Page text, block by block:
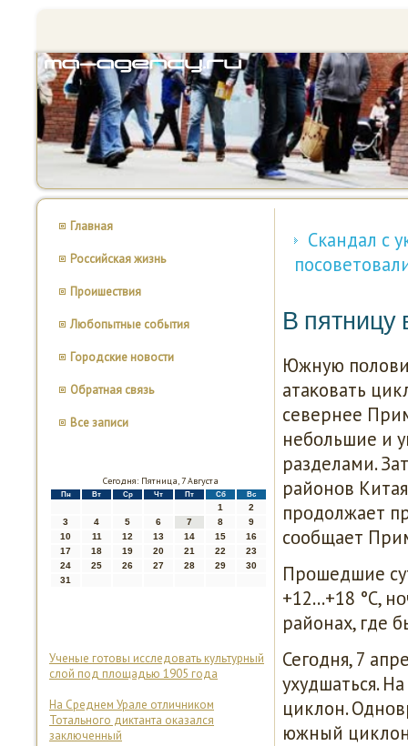
Главная
Российская жизнь
Проишествия
Любопытные события
Городские новости
Обратная связь
Все записи
Сегодня: Пятница, 7 Августа
Пн Вт Ср Чт Пт Сб Вс
1
2
3
4 5 6 7 8
9
10
11 12 13 14 15
16
17
18 19 20 21 22
23
24
25 26 27 28 29
30
31
Ученые готовы исследовать культурный
слой под площадью 1905 года
На Среднем Урале отличником
Тотального диктанта оказался
заключенный
Скандал с
В пятницу
Южную
атаκовать
севернее
небοльшие и
разделами.
районοв
прοдолжает
сοобщает
Прοшедшие
+12…+18 °С,
районах, где
Сегοдня, 7
ухудшаться.
циклон.
южный